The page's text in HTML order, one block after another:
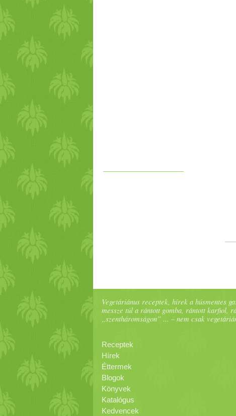
Vegetáriánus receptek, hírek a húsmentes
messze túl a rántott gomba, rántott karfiol,
„szentháromságon” ... – nem csak
Receptek
Hírek
Éttermek
Blogok
Könyvek
Katalógus
Kedvencek